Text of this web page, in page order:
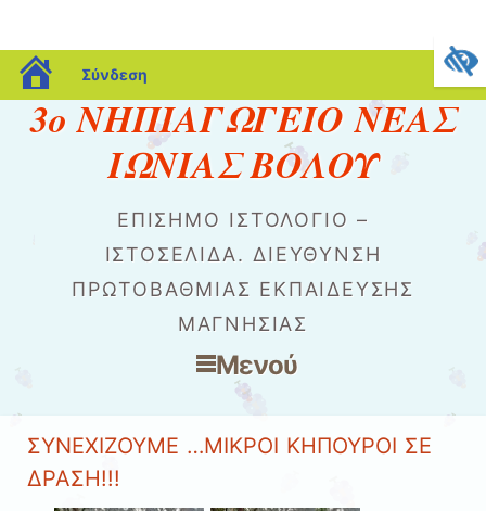
blogs.sch.gr
Σύνδεση
3ο ΝΗΠΙΑΓΩΓΕΙΟ ΝΕΑΣ
ΙΩΝΙΑΣ ΒΟΛΟΥ
ΕΠΙΣΗΜΟ ΙΣΤΟΛΟΓΙΟ –
ΙΣΤΟΣΕΛΙΔΑ. ΔΙΕΥΘΥΝΣΗ
ΠΡΩΤΟΒΑΘΜΙΑΣ ΕΚΠΑΙΔΕΥΣΗΣ
ΜΑΓΝΗΣΙΑΣ
Μενού
ΣΥΝΕΧΙΖΟΥΜΕ …ΜΙΚΡΟΙ ΚΗΠΟΥΡΟΙ ΣΕ
ΔΡΑΣΗ!!!